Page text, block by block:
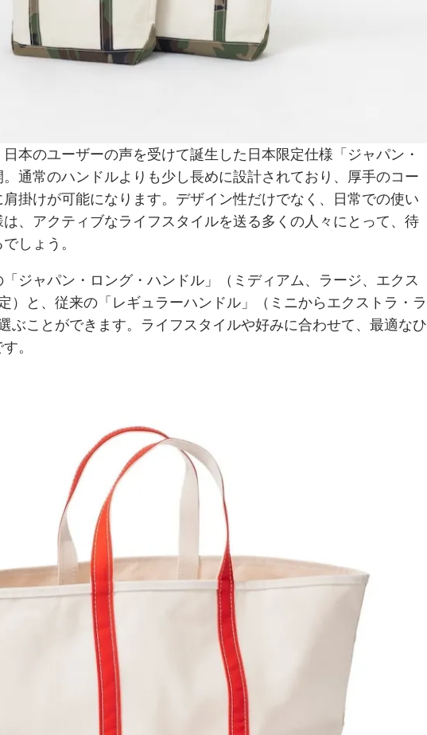
本のユーザーの声を受けて誕生した日本限定仕様「ジャパン・
通常のハンドルよりも少し長めに設計されており、厚手のコー
肩掛けが可能になります。デザイン性だけでなく、日常での使い
、アクティブなライフスタイルを送る多くの人々にとって、待
しょう。
ジャパン・ロング・ハンドル」（ミディアム、ラージ、エクス
）と、従来の「レギュラーハンドル」（ミニからエクストラ・ラ
ぶことができます。ライフスタイルや好みに合わせて、最適なひ
。